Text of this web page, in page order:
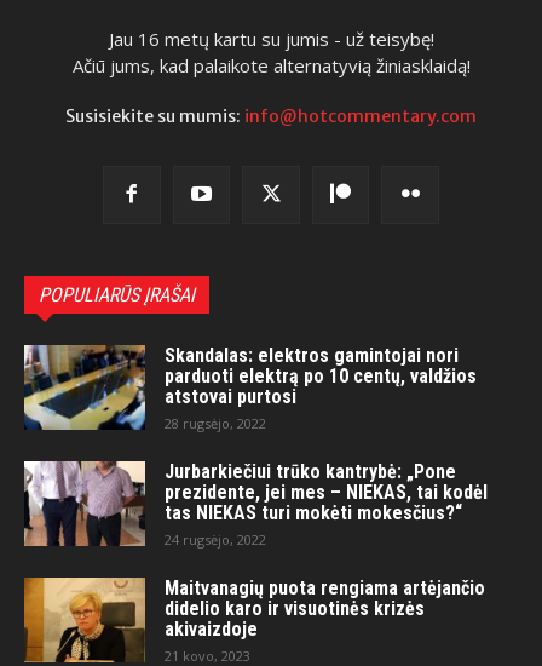
Jau 16 metų kartu su jumis - už teisybę!
Ačiū jums, kad palaikote alternatyvią žiniasklaidą!
Susisiekite su mumis: info@hotcommentary.com
POPULIARŪS ĮRAŠAI
Skandalas: elektros gamintojai nori
parduoti elektrą po 10 centų, valdžios
atstovai purtosi
28 rugsėjo, 2022
Jurbarkiečiui trūko kantrybė: „Pone
prezidente, jei mes – NIEKAS, tai kodėl
tas NIEKAS turi mokėti mokesčius?“
24 rugsėjo, 2022
Maitvanagių puota rengiama artėjančio
didelio karo ir visuotinės krizės
akivaizdoje
21 kovo, 2023